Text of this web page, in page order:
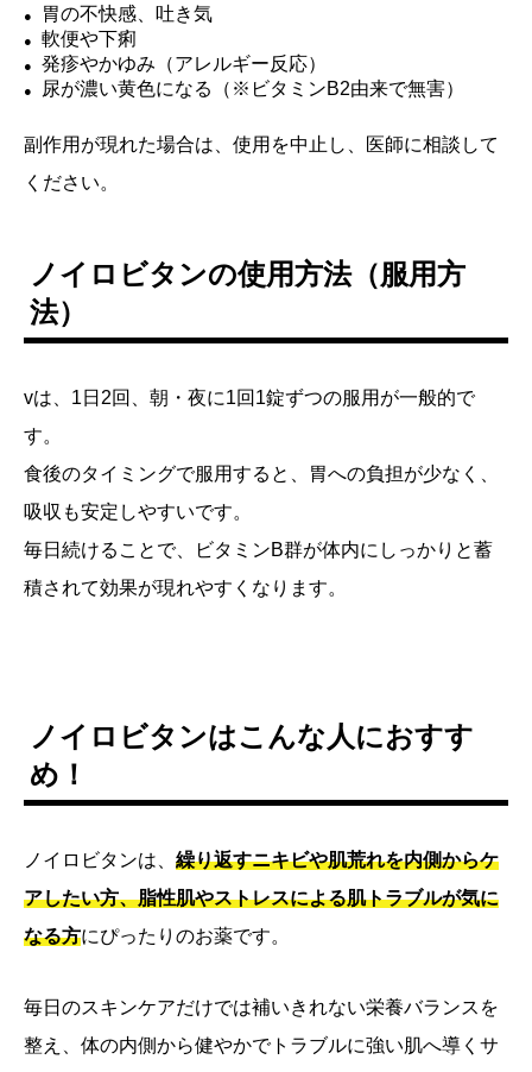
胃の不快感、吐き気
軟便や下痢
発疹やかゆみ（アレルギー反応）
尿が濃い黄色になる（※ビタミンB2由来で無害）
副作用が現れた場合は、使用を中止し、医師に相談して
ください。
ノイロビタンの使用方法（服用方
法）
vは、1日2回、朝・夜に1回1錠ずつの服用が一般的で
す。
食後のタイミングで服用すると、胃への負担が少なく、
吸収も安定しやすいです。
毎日続けることで、ビタミンB群が体内にしっかりと蓄
積されて効果が現れやすくなります。
ノイロビタンはこんな人におすす
め！
ノイロビタンは、 繰り返すニキビや肌荒れを内側からケ
アしたい方、脂性肌やストレスによる肌トラブルが気に
なる方にぴったりのお薬です。
毎日のスキンケアだけでは補いきれない栄養バランスを
整え、体の内側から健やかでトラブルに強い肌へ導くサ